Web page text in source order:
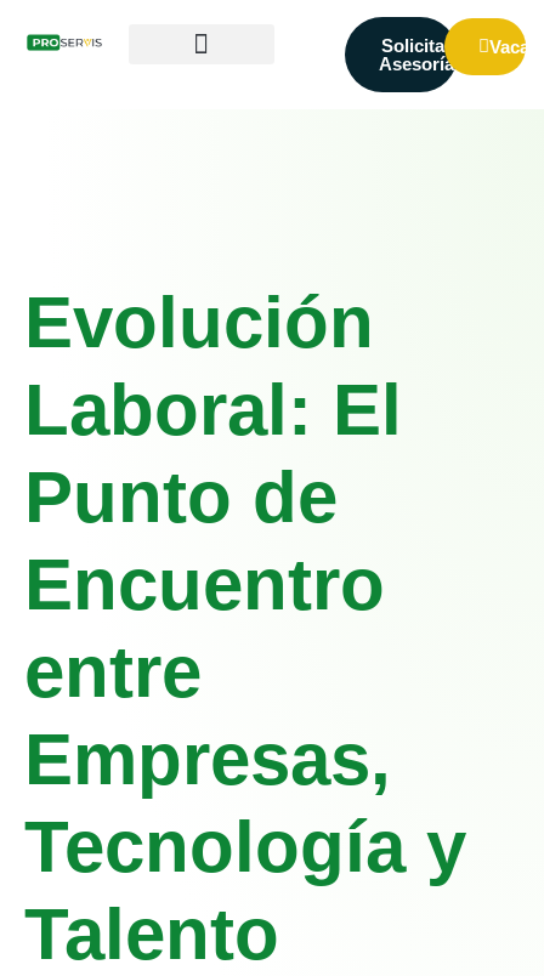
Solicitar
Asesoría
Evolución
Laboral: El
Punto de
Encuentro
entre
Empresas,
Tecnología y
Talento